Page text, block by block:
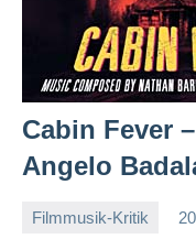
Cabin Fever
Angelo
Filmmusik-Kritik